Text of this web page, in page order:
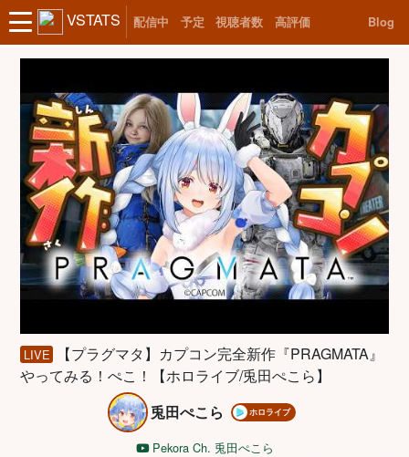
VSTATS 配信中 予定 視聴者数 高評価 Blog
LIVE
【プラグマタ】カプコン完全新作『PRAGMATA』
やってみる！ぺこ！【ホロライブ/兎田ぺこら】
兎田ぺこら
ホロライブ
Pekora Ch. 兎田ぺこら